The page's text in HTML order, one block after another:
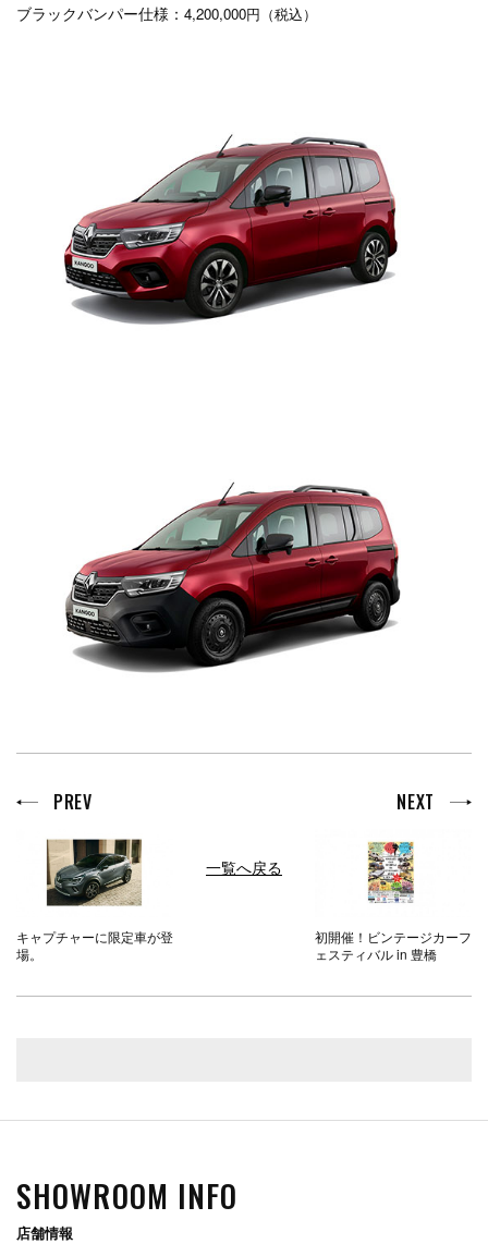
ブラックバンパー仕様： 4,200,000円（税込）
PREV
キャプチャーに限定車が登
場。
一覧へ戻る
NEXT
初開催！ビンテージカーフ
ェスティバル in 豊橋
SHOWROOM INFO
店舗情報